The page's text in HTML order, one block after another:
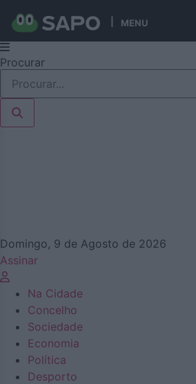
MENU
Pular
para
conteúdo
Procurar
Domingo, 9 de Agosto de 2026
Assinar
Na Cidade
Concelho
Sociedade
Economia
Política
Desporto